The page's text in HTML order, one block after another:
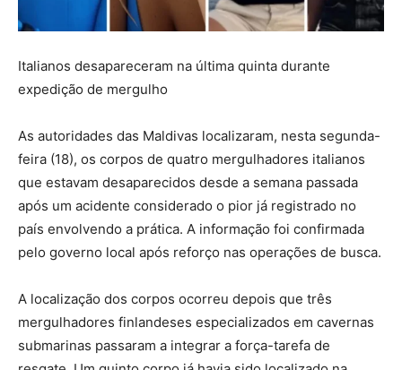
Italianos desapareceram na última quinta durante
expedição de mergulho
As autoridades das Maldivas localizaram, nesta segunda-
feira (18), os corpos de quatro mergulhadores italianos
que estavam desaparecidos desde a semana passada
após um acidente considerado o pior já registrado no
país envolvendo a prática. A informação foi confirmada
pelo governo local após reforço nas operações de busca.
A localização dos corpos ocorreu depois que três
mergulhadores finlandeses especializados em cavernas
submarinas passaram a integrar a força-tarefa de